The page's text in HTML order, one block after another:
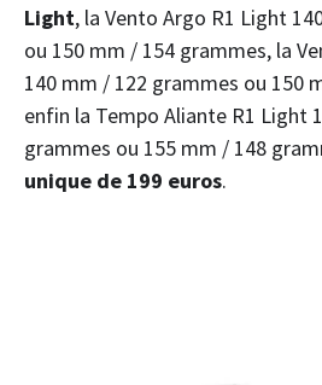
Light, la Vento Argo R1 Light
ou 150 mm / 154 grammes, la
140 mm / 122 grammes ou 150
enfin la Tempo Aliante R1 Light
grammes ou 155 mm / 148
unique de 199 euros.